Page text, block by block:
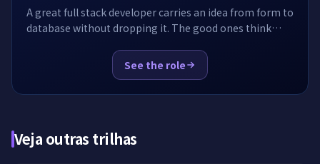
A great full stack developer carries an idea from form to
database without dropping it. The good ones think
same time. EasyEnv hands the candidate a real app
with a half-built feature and asks them to finish it.
See the role
Veja outras trilhas